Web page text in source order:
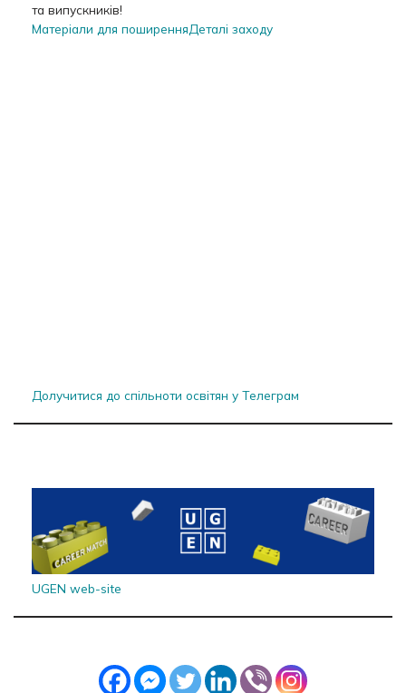
та випускників!
Матеріали для поширенняДеталі заходу
Долучитися до спільноти освітян у Телеграм
UGEN web-site